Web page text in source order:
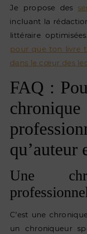
Je propose des
incluant la
littéraire
pour que ton livre
dans le cœur des
FAQ :
qu’auteur
Une
C’est une
un chroniqueur